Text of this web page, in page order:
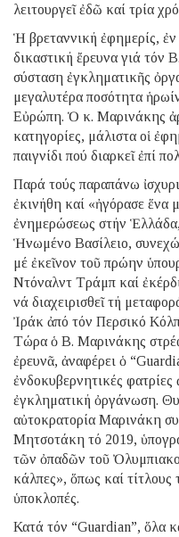
λειτουργεῖ ἐδῶ καί τρία
Ἡ βρεταννική ἐφημερίς, ἐν
δικαστική ἔρευνα γιά τόν
σύσταση ἐγκληματικῆς
μεγαλυτέρα ποσότητα
Εὐρώπη. Ὁ κ. Μαρινάκης
κατηγορίες, μάλιστα οἱ
παιγνίδι πού διαρκεῖ ἐπί
Παρά τούς παραπάνω
ἐκινήθη καί «ἠγόρασε ἕνα
ἐνημερώσεως στήν
Ἡνωμένο Βασίλειο,
μέ ἐκεῖνον τοῦ πρώην
Ντόναλντ Τράμπ καί
νά διαχειρισθεῖ τή
Ἰράκ ἀπό τόν Περσικό
Τώρα ὁ Β. Μαρινάκης
ἐρευνᾶ, ἀναφέρει ὁ
ἐνδοκυβερνητικές
ἐγκληματική ὀργάνωση.
αὐτοκρατορία Μαρινάκη
Μητσοτάκη τό 2019,
τῶν ὀπαδῶν τοῦ
κάλπες», ὅπως καί
ὑποκλοπές.
Κατά τόν “Guardian”, ὅλα